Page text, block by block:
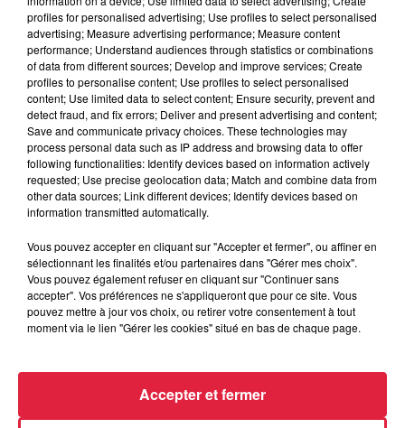
À Hoerdt, de l’eau brune sort des robinets
Depuis plusieurs jours, des habitants de Hoerdt ont vu de
profiles for personalised advertising; Use profiles to select personalised
advertising; Measure advertising performance; Measure content
performance; Understand audiences through statistics or combinations
of data from different sources; Develop and improve services; Create
profiles to personalise content; Use profiles to select personalised
content; Use limited data to select content; Ensure security, prevent and
detect fraud, and fix errors; Deliver and present advertising and content;
Save and communicate privacy choices. These technologies may
process personal data such as IP address and browsing data to offer
following functionalities: Identify devices based on information actively
requested; Use precise geolocation data; Match and combine data from
other data sources; Link different devices; Identify devices based on
information transmitted automatically.
Vous pouvez accepter en cliquant sur "Accepter et fermer", ou affiner en
sélectionnant les finalités et/ou partenaires dans "Gérer mes choix".
Vous pouvez également refuser en cliquant sur "Continuer sans
accepter". Vos préférences ne s'appliqueront que pour ce site. Vous
pouvez mettre à jour vos choix, ou retirer votre consentement à tout
moment via le lien "Gérer les cookies" situé en bas de chaque page.
Accepter et fermer